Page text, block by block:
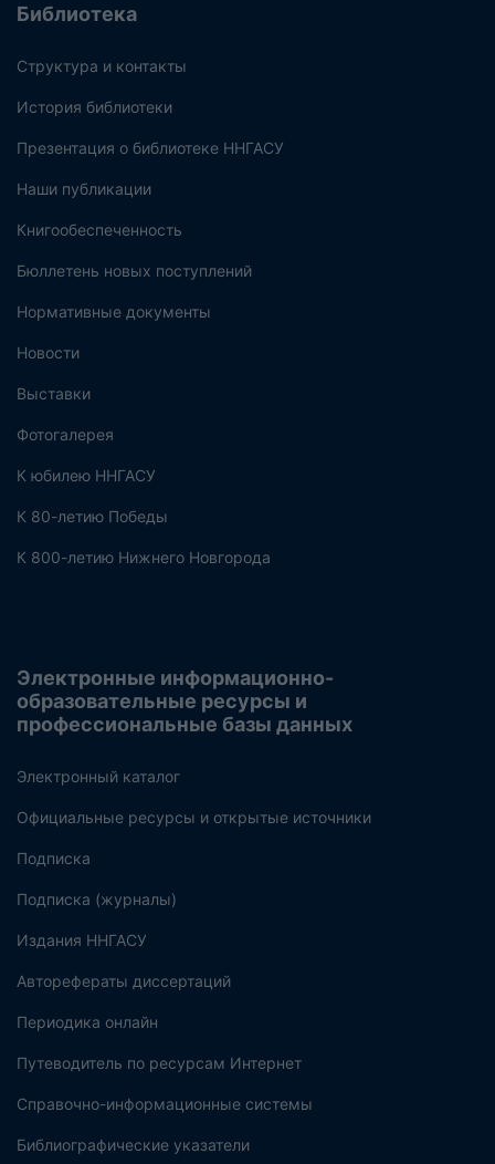
Библиотека
Структура и контакты
История библиотеки
Презентация о библиотеке ННГАСУ
Наши публикации
Книгообеспеченность
Бюллетень новых поступлений
Нормативные документы
Новости
Выставки
Фотогалерея
К юбилею ННГАСУ
К 80-летию Победы
К 800-летию Нижнего Новгорода
Электронные информационно-
образовательные ресурсы и
профессиональные базы данных
Электронный каталог
Официальные ресурсы и открытые источники
Подписка
Подписка (журналы)
Издания ННГАСУ
Авторефераты диссертаций
Периодика онлайн
Путеводитель по ресурсам Интернет
Справочно-информационные системы
Библиографические указатели